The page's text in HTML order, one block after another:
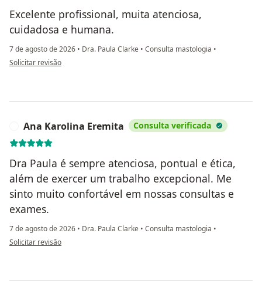
Excelente profissional, muita atenciosa,
cuidadosa e humana.
7 de agosto de 2026 • Dra. Paula Clarke • Consulta mastologia •
na opinião do utilizador Carol
Solicitar revisão
Ana Karolina Eremita Consulta verificada
Dra Paula é sempre atenciosa, pontual e ética,
além de exercer um trabalho excepcional. Me
sinto muito confortável em nossas consultas e
exames.
7 de agosto de 2026 • Dra. Paula Clarke • Consulta mastologia •
na opinião do utilizador Ana Karolina Eremita
Solicitar revisão